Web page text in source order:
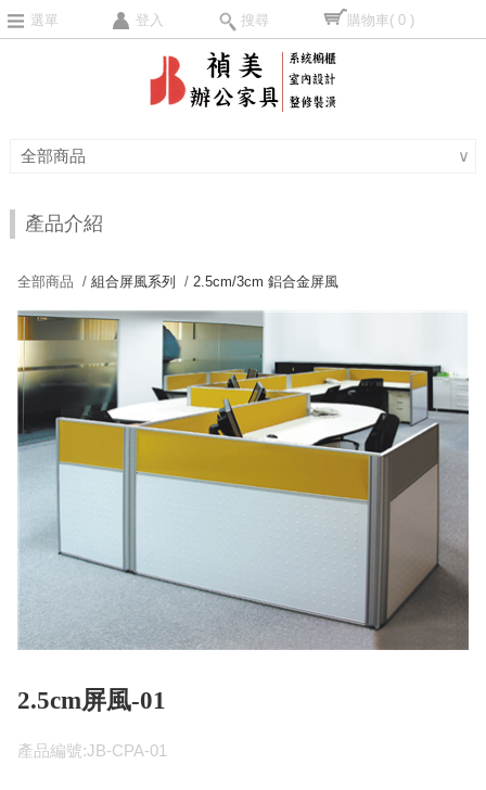
選單 登入 搜尋 購物車( 0 )
全部商品 ∨
產品介紹
全部商品 /組合屏風系列 / 2.5cm/3cm 鋁合金屏風
2.5cm屏風-01
產品編號:JB-CPA-01